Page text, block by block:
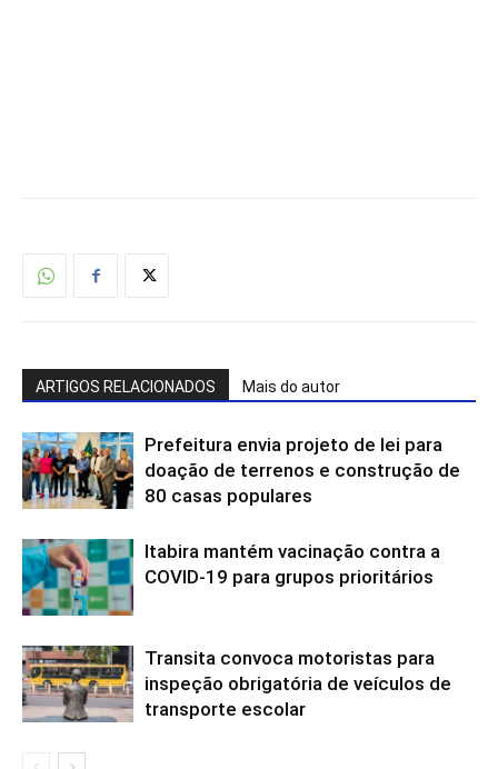
ARTIGOS RELACIONADOS Mais do autor
Prefeitura envia projeto de lei para
doação de terrenos e construção de
80 casas populares
Itabira mantém vacinação contra a
COVID-19 para grupos prioritários
Transita convoca motoristas para
inspeção obrigatória de veículos de
transporte escolar